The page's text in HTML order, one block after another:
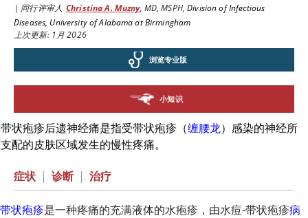
| 同行评审人 Christina A. Muzny, MD, MSPH,Division of Infectious
Diseases, University of Alabama at Birmingham
上次更新: 1月 2026
浏览专业版
小知识
带状疱疹后遗神经痛是指受带状疱疹（缠腰龙）感染的神经所
支配的皮肤区域发生的慢性疼痛。
症状 | 诊断 | 治疗
带状疱疹是一种疼痛的充满液体的水疱疹，由水痘-带状疱疹病